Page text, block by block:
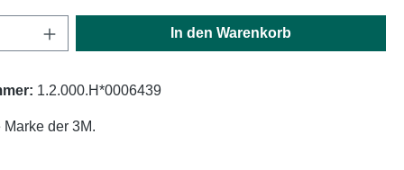
Anzahl: Gib den gewünschten Wert ein
In den Warenkorb
1.2.000.H*0006439
der 3M.